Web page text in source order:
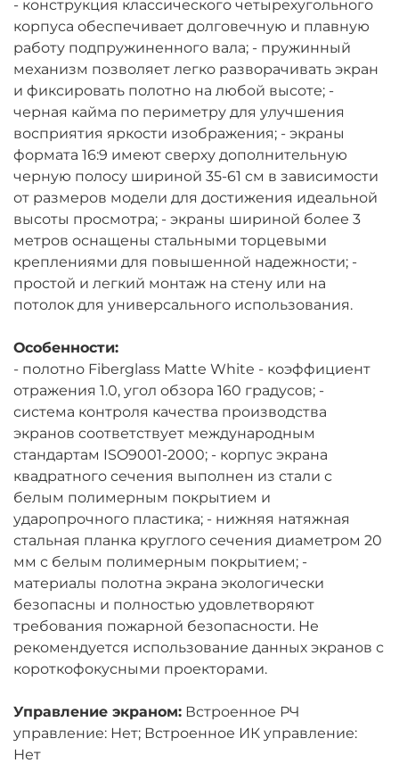
- конструкция классического четырехугольного
корпуса обеспечивает долговечную и плавную
работу подпружиненного вала; - пружинный
механизм позволяет легко разворачивать экран
и фиксировать полотно на любой высоте; -
черная кайма по периметру для улучшения
восприятия яркости изображения; - экраны
формата 16:9 имеют сверху дополнительную
черную полосу шириной 35-61 см в зависимости
от размеров модели для достижения идеальной
высоты просмотра; - экраны шириной более 3
метров оснащены стальными торцевыми
креплениями для повышенной надежности; -
простой и легкий монтаж на стену или на
потолок для универсального использования.
Особенности:
- полотно Fiberglass Matte White - коэффициент
отражения 1.0, угол обзора 160 градусов; -
система контроля качества производства
экранов соответствует международным
стандартам ISO9001-2000; - корпус экрана
квадратного сечения выполнен из стали с
белым полимерным покрытием и
ударопрочного пластика; - нижняя натяжная
стальная планка круглого сечения диаметром 20
мм с белым полимерным покрытием; -
материалы полотна экрана экологически
безопасны и полностью удовлетворяют
требования пожарной безопасности. Не
рекомендуется использование данных экранов с
короткофокусными проекторами.
Управление экраном: Встроенное РЧ
управление: Нет; Встроенное ИК управление:
Нет